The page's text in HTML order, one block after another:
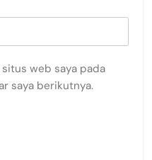
web saya pada
saya berikutnya.